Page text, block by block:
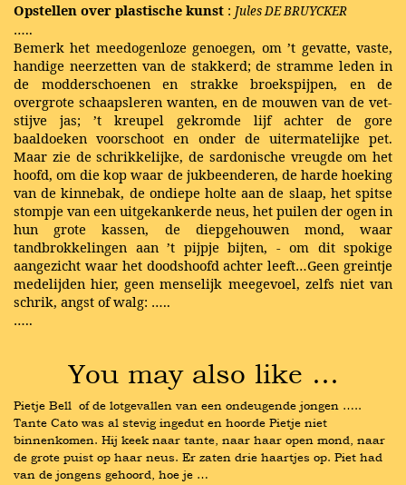
Opstellen over plastische kunst : Jules DE BRUYCKER
…..
Bemerk het meedogenloze genoegen, om ’t gevatte, vaste,
handige neerzetten van de stakkerd; de stramme leden in
de modderschoenen en strakke broekspijpen, en de
overgrote schaapsleren wanten, en de mouwen van de vet-
stijve jas; ’t kreupel gekromde lijf achter de gore
baaldoeken voorschoot en onder de uitermatelijke pet.
Maar zie de schrikkelijke, de sardonische vreugde om het
hoofd, om die kop waar de jukbeenderen, de harde hoeking
van de kinnebak, de ondiepe holte aan de slaap, het spitse
stompje van een uitgekankerde neus, het puilen der ogen in
hun grote kassen, de diepgehouwen mond, waar
tandbrokkelingen aan ’t pijpje bijten, - om dit spokige
aangezicht waar het doodshoofd achter leeft…Geen greintje
medelijden hier, geen menselijk meegevoel, zelfs niet van
schrik, angst of walg: …..
…..
You may also like …
Pietje Bell  of de lotgevallen van een ondeugende jongen …..
Tante Cato was al stevig ingedut en hoorde Pietje niet
binnenkomen. Hij keek naar tante, naar haar open mond, naar
de grote puist op haar neus. Er zaten drie haartjes op. Piet had
van de jongens gehoord, hoe je …